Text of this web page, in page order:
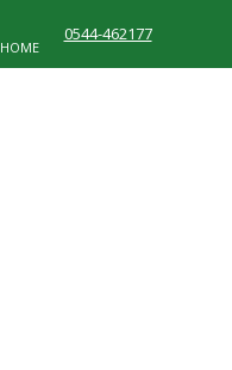
HOME
0544-462177